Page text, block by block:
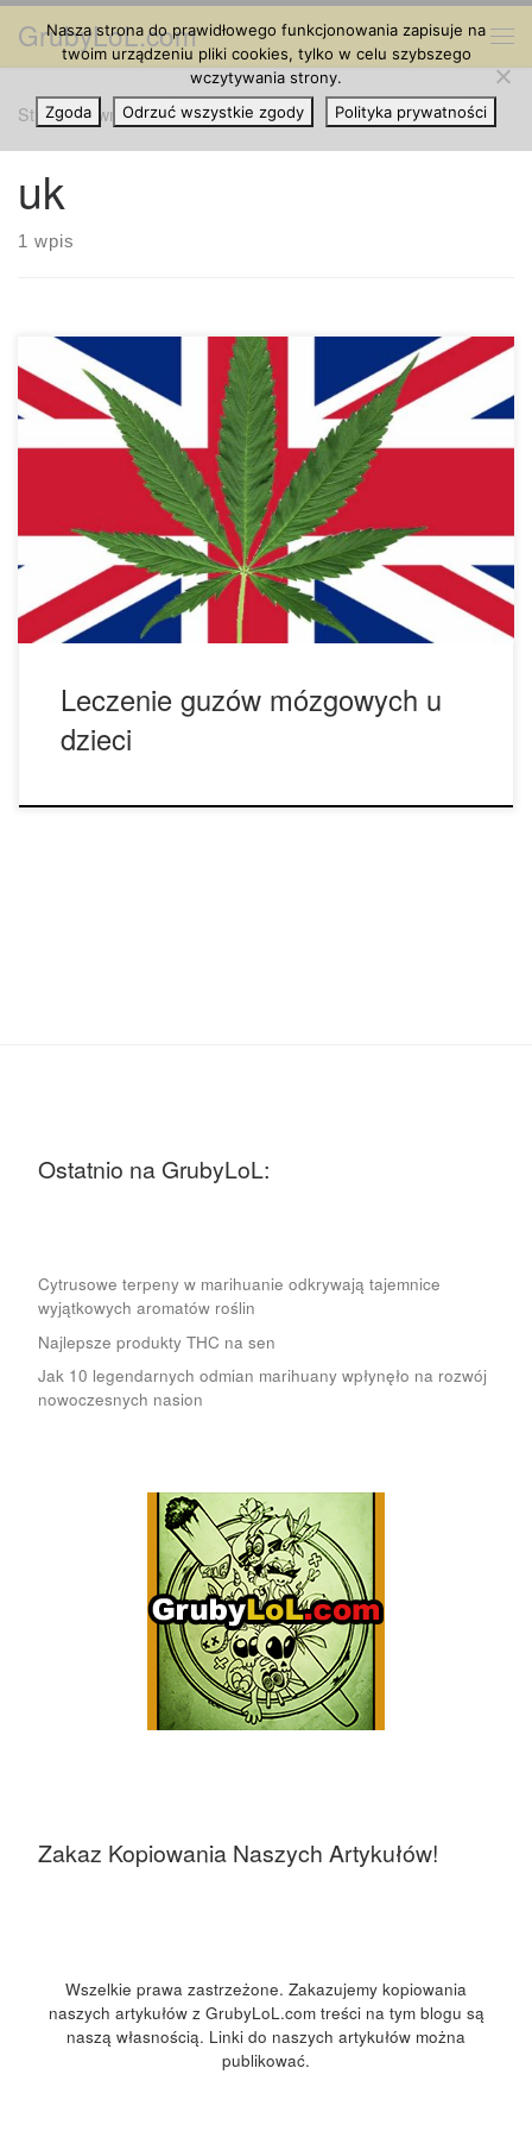
Przejdź do treści
GrubyLoL.com
Strona główna » uk
uk
1 wpis
W związku z powszechną presją na rodziny w Stanach
Zjednoczonych, które z powodzeniem stosowały CBD jako
skuteczne leczenie różnych schorzeń u swoich dzieci, takich
jak epilepsja (i inne napady padaczkowe), autyzm i ADHD,
Wielka Brytania rozpoczyna badania, aby jednoznacznie
określić, czy CBD może pomóc w redukcji guzów mózgu u
dzieci. […]
Leczenie guzów mózgowych u
dzieci
Ostatnio na GrubyLoL:
Cytrusowe terpeny w marihuanie odkrywają tajemnice
wyjątkowych aromatów roślin
Najlepsze produkty THC na sen
Jak 10 legendarnych odmian marihuany wpłynęło na rozwój
nowoczesnych nasion
Zakaz Kopiowania Naszych Artykułów!
Wszelkie prawa zastrzeżone. Zakazujemy kopiowania
naszych artykułów z GrubyLoL.com treści na tym blogu są
naszą własnością. Linki do naszych artykułów można
publikować.
Nasza strona do prawidłowego funkcjonowania zapisuje na
twoim urządzeniu pliki cookies, tylko w celu szybszego
wczytywania strony.
Zgoda
Odrzuć wszystkie zgody Polityka prywatności